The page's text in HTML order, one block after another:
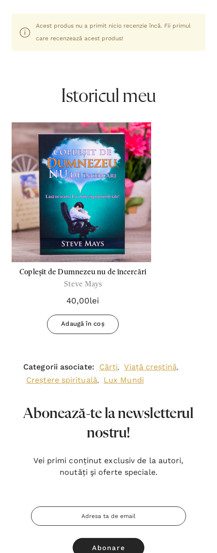
Acest produs nu a primit nicio recenzie încă. Fii primul
care recenzează acest produs!
Istoricul meu
Copleșit de Dumnezeu nu de încercări
Steve Mays
40,00lei
Adaugă în coș
Categorii asociate: Cărți, Viață creștină,
Creștere spirituală, Lux Mundi
Abonează-te la newsletterul
nostru!
Vei primi conținut exclusiv de la autori,
noutăți şi oferte speciale.
Adresa
Email